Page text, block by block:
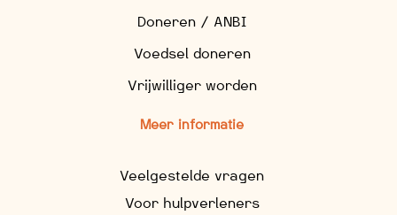
Doneren / ANBI
Voedsel doneren
Vrijwilliger worden
Meer informatie
Veelgestelde vragen
Voor hulpverleners